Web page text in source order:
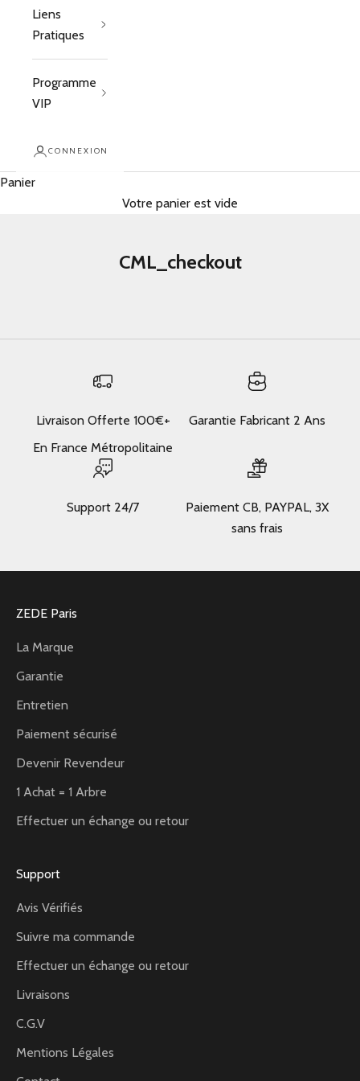
Liens
Pratiques
Programme
VIP
CONNEXION
Panier
Votre panier est vide
CML_checkout
Livraison Offerte 100€+
En France Métropolitaine
Garantie Fabricant 2 Ans
Support 24/7
Paiement CB, PAYPAL, 3X
sans frais
ZEDE Paris
La Marque
Garantie
Entretien
Paiement sécurisé
Devenir Revendeur
1 Achat = 1 Arbre
Effectuer un échange ou retour
Support
Avis Vérifiés
Suivre ma commande
Effectuer un échange ou retour
Livraisons
C.G.V
Mentions Légales